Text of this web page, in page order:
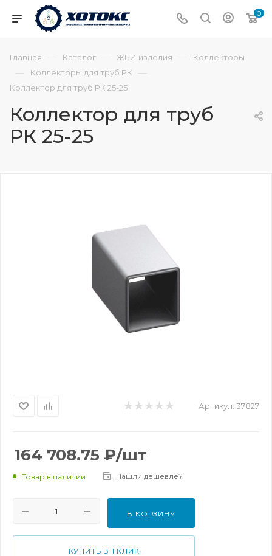
0
Главная — Каталог — ЖБИ изделия — Коллекторы
— Коллекторы для труб РК —
Коллектор для труб РК 25-25
Коллектор для труб
РК 25-25
Артикул: 37827
164 708.75 ₽/шт
Товар в наличии Нашли дешевле?
В КОРЗИНУ
КУПИТЬ В 1 КЛИК